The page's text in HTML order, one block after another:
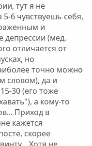
тут я не
5-6 чувствуешь себя,
и
депрессии (мед.
отличается от
но
точно можно
словом), да и
30 (его тоже
а кому-то
Приход в
кажется
скорее